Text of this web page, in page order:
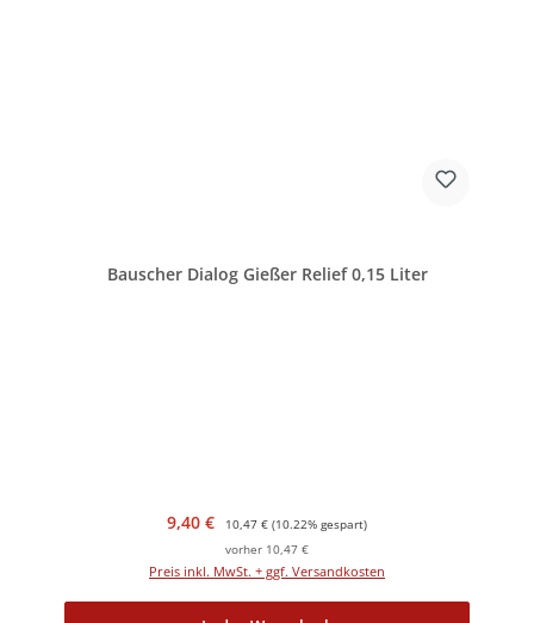
Bauscher Dialog Gießer Relief 0,15 Liter
Verkaufspreis:
9,40 € Regulärer Preis:
10,47 € (10.22% gespart)
vorher 10,47 €
Preis inkl. MwSt. + ggf. Versandkosten